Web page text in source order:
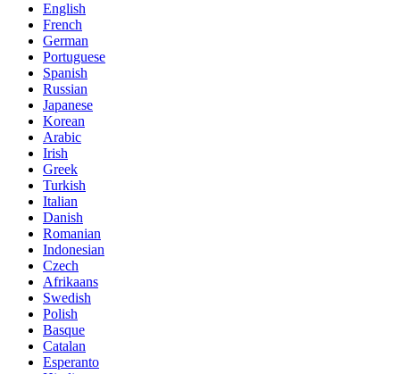
English
French
German
Portuguese
Spanish
Russian
Japanese
Korean
Arabic
Irish
Greek
Turkish
Italian
Danish
Romanian
Indonesian
Czech
Afrikaans
Swedish
Polish
Basque
Catalan
Esperanto